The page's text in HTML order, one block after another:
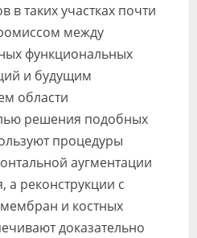
в таких участках почти
между
функциональных
и будущим
области
решения подобных
процедуры
аугментации
а реконструкции с
и костных
доказательно